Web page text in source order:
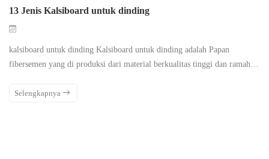
13 Jenis Kalsiboard untuk dinding
kalsiboard untuk dinding Kalsiboard untuk dinding adalah Papan
fibersemen yang di produksi dari material berkualitas tinggi dan ramah…
Selengkapnya